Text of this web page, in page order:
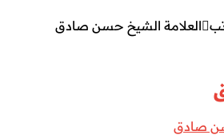
العلامة الشيخ حسن صادق
صادق